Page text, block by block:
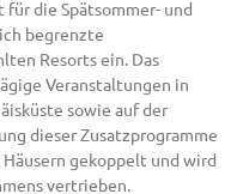
für die Spätsommer- und
begrenzte
Resorts ein. Das
Veranstaltungen in
sowie auf der
dieser Zusatzprogramme
gekoppelt und wird
vertrieben.